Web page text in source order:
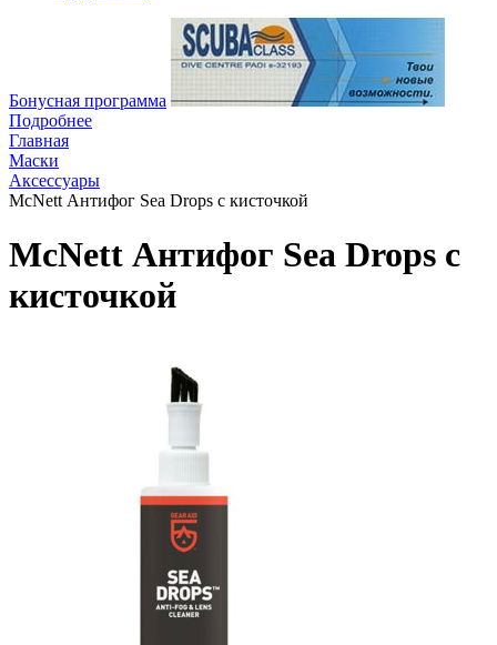
Бонусная программа
Подробнее
Главная
Маски
Аксессуары
McNett Антифог Sea Drops с кисточкой
McNett Антифог Sea Drops с
кисточкой